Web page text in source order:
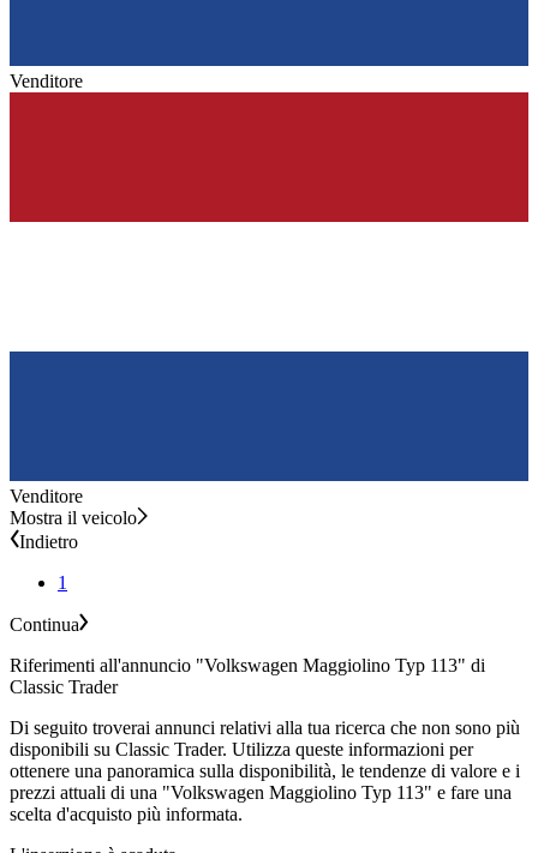
Venditore
Venditore
Mostra il veicolo
Indietro
1
Continua
Riferimenti all'annuncio "Volkswagen Maggiolino Typ 113" di
Classic Trader
Di seguito troverai annunci relativi alla tua ricerca che non sono più
disponibili su Classic Trader. Utilizza queste informazioni per
ottenere una panoramica sulla disponibilità, le tendenze di valore e i
prezzi attuali di una "Volkswagen Maggiolino Typ 113" e fare una
scelta d'acquisto più informata.